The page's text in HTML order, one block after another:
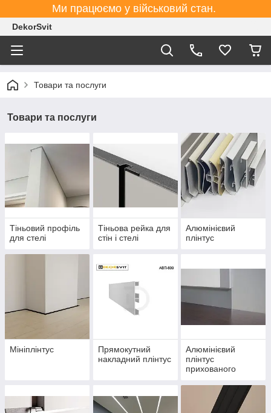
Ми працюємо у військовий стан.
DekorSvit
Товари та послуги
Товари та послуги
Тіньовий профіль
для стелі
Тіньова рейка для
стін і стелі
Алюмінієвий
плінтус
Мініплінтус
Прямокутний
накладний плінтус
Алюмінієвий
плінтус
прихованого